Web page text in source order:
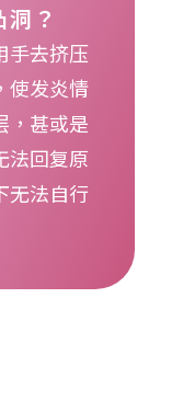
？
手去挤压
使发炎情
，甚或是
法回复原
无法自行